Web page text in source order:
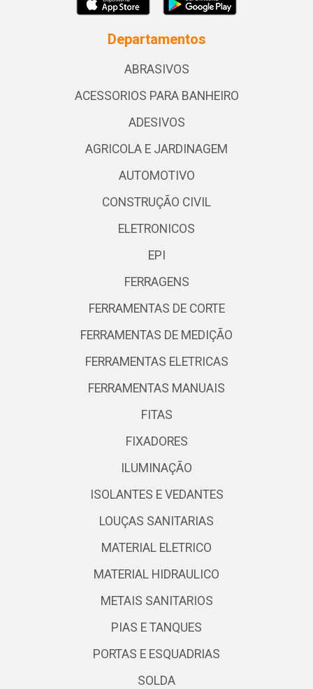
Departamentos
ABRASIVOS
ACESSORIOS PARA BANHEIRO
ADESIVOS
AGRICOLA E JARDINAGEM
AUTOMOTIVO
CONSTRUÇÃO CIVIL
ELETRONICOS
EPI
FERRAGENS
FERRAMENTAS DE CORTE
FERRAMENTAS DE MEDIÇÃO
FERRAMENTAS ELETRICAS
FERRAMENTAS MANUAIS
FITAS
FIXADORES
ILUMINAÇÃO
ISOLANTES E VEDANTES
LOUÇAS SANITARIAS
MATERIAL ELETRICO
MATERIAL HIDRAULICO
METAIS SANITARIOS
PIAS E TANQUES
PORTAS E ESQUADRIAS
SOLDA